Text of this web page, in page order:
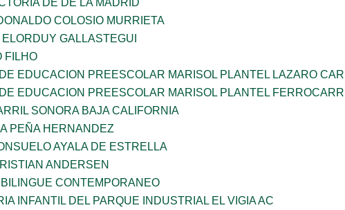
DE DE LA MADRID
COLOSIO MURRIETA
GALLASTEGUI
FILHO
EDUCACION PREESCOLAR MARISOL PLANTEL LAZARO
EDUCACION PREESCOLAR MARISOL PLANTEL
SONORA BAJA CALIFORNIA
PEÑA HERNANDEZ
AYALA DE ESTRELLA
ANDERSEN
CONTEMPORANEO
INFANTIL DEL PARQUE INDUSTRIAL EL VIGIA AC